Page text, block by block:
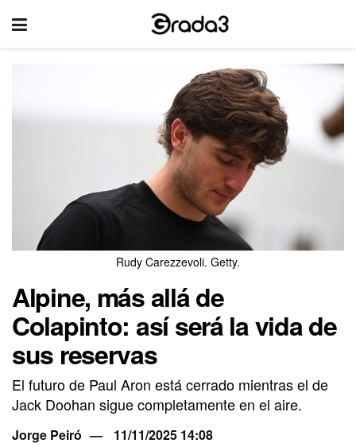
Rudy Carezzevoli. Getty.
Alpine, más allá de
Colapinto: así será la vida de
sus reservas
El futuro de Paul Aron está cerrado mientras el de
Jack Doohan sigue completamente en el aire.
Jorge Peiró 11/11/2025 14:08